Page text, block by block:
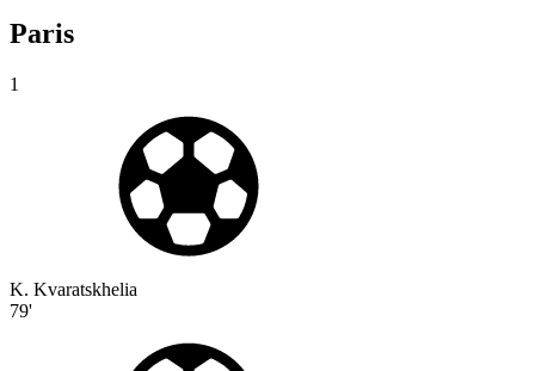
Paris
1
K. Kvaratskhelia
79'